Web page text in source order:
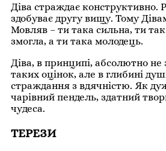
Діва страждає конструктивно.
здобуває другу вищу. Тому
Мовляв – ти така сильна, ти
змогла, а ти така молодець.
Діва, в принципі, абсолютно не
таких оцінок, але в глибині
страждання з вдячністю. Як
чарівний пендель, здатний
чудеса.
ТЕРЕЗИ